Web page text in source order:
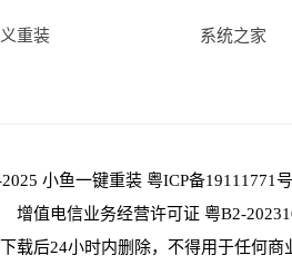
重装 系统之家
小鱼一键重装 粤ICP备19111771号
增值电信业务经营许可证 粤B2-
载后24小时内删除，不得用于任何商